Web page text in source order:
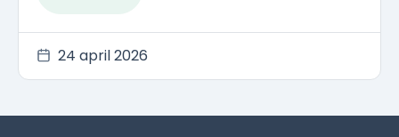
24 april 2026